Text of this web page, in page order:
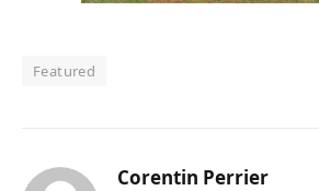
Featured
Corentin Perrier